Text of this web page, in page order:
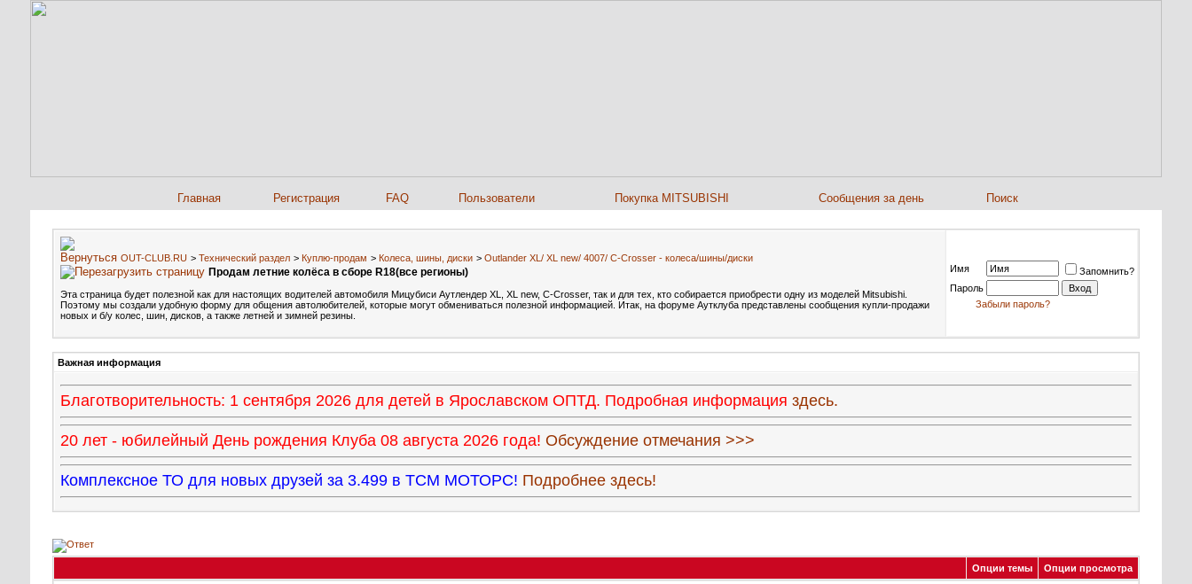
Главная Регистрация FAQ Пользователи Покупка MITSUBISHI Сообщения за день Поиск
OUT-CLUB.RU > Технический раздел > Куплю-продам > Колеса, шины, диски > Outlander XL/ XL new/ 4007/ C-Сrosser - колеса/шины/диски
Продам летние колёса в сборе R18(все регионы)
Эта страница будет полезной как для настоящих водителей автомобиля Мицубиси Аутлендер XL, XL new, C-Crosser, так и для тех, кто собирается приобрести одну из моделей Mitsubishi.
Поэтому мы создали удобную форму для общения автолюбителей, которые могут обмениваться полезной информацией. Итак, на форуме Аутклуба представлены сообщения купли-продажи
новых и б/у колес, шин, дисков, а также летней и зимней резины.
Имя
Запомнить?
Пароль
Забыли пароль?
Важная информация
Благотворительность: 1 сентября 2026 для детей в Ярославском ОПТД. Подробная информация здесь.
20 лет - юбилейный День рождения Клуба 08 августа 2026 года! Обсуждение отмечания >>>
Комплексное ТО для новых друзей за 3.499 в ТСМ МОТОРС! Подробнее здесь!
Опции темы Опции просмотра